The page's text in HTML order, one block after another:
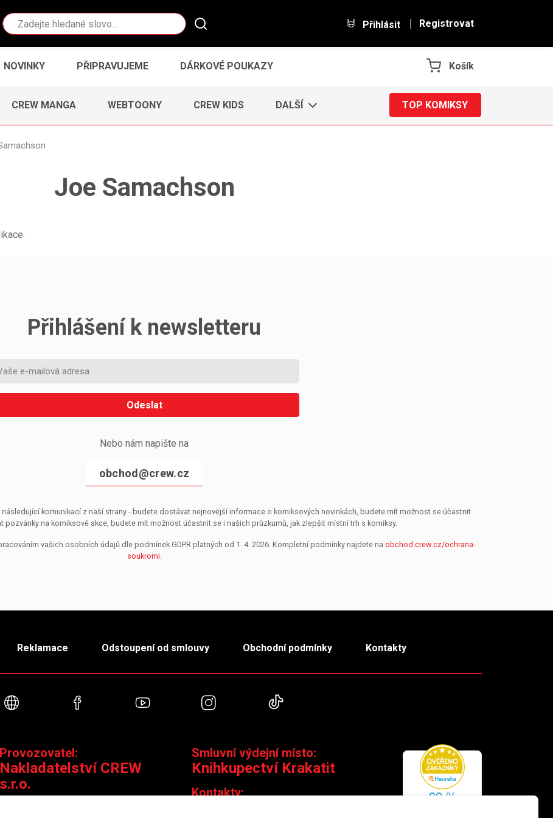
Vyhledávání Přihlásit Registrovat
NOVINKY PŘIPRAVUJEME DÁRKOVÉ POUKAZY Košík
CREW MANGA WEBTOONY CREW KIDS DALŠÍ TOP KOMIKSY
Joe Samachson
Přihlášení k newsletteru
Odeslat
Nebo nám napište na
obchod@crew.cz
komunikací z naší strany - budete dostávat nejnovější informace o komiksových novinkách, budete mít možnost se účastnit
pozvánky na komiksové akce, budete mít možnost účastnit se i našich průzkumů, jak zlepšit místní trh s komiksy.
vašich osobních údajů dle podmínek GDPR platných od 1. 4. 2026. Kompletní podmínky najdete na obchod.crew.cz/ochrana-
soukromi.
Reklamace Odstoupení od smlouvy Obchodní podmínky Kontakty
Webové stránkyFacebookYouTube Instagram
Provozovatel:
Nakladatelství CREW
s.r.o.
Smluvní výdejní místo:
Knihkupectví Krakatit
Kontakty: